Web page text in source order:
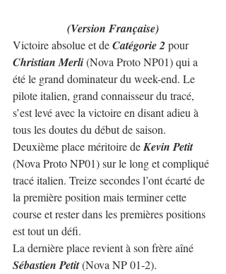
(Version Française)
Victoire absolue et de Catégorie 2 pour
Christian Merli (Nova Proto NP01) qui a
été le grand dominateur du week-end. Le
pilote italien, grand connaisseur du tracé,
s’est levé avec la victoire en disant adieu à
tous les doutes du début de saison.
Deuxième place méritoire de Kevin Petit
(Nova Proto NP01) sur le long et compliqué
tracé italien. Treize secondes l’ont écarté de
la première position mais terminer cette
course et rester dans les premières positions
est tout un défi.
La dernière place revient à son frère aîné
Sébastien Petit (Nova NP 01-2).